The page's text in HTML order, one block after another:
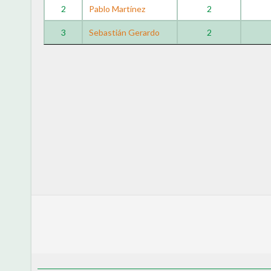
2 Pablo Martínez 2
3 Sebastián Gerardo 2